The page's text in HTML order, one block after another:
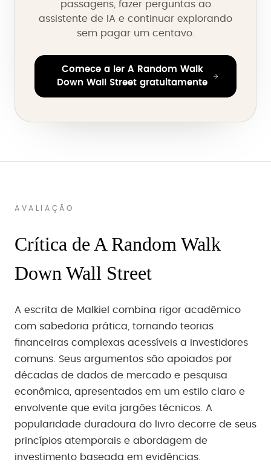
passagens, fazer perguntas ao
assistente de IA e continuar explorando
sem pagar um centavo.
Comece a ler A Random Walk
Down Wall Street gratuitamente
AVALIAÇÃO
Crítica de A Random Walk
Down Wall Street
A escrita de Malkiel combina rigor acadêmico
com sabedoria prática, tornando teorias
financeiras complexas acessíveis a investidores
comuns. Seus argumentos são apoiados por
décadas de dados de mercado e pesquisa
econômica, apresentados em um estilo claro e
envolvente que evita jargões técnicos. A
popularidade duradoura do livro decorre de seus
princípios atemporais e abordagem de
investimento baseada em evidências.